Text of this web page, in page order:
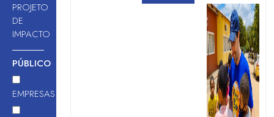
PROJETO
DE
IMPACTO
PÚBLICO
EMPRESAS